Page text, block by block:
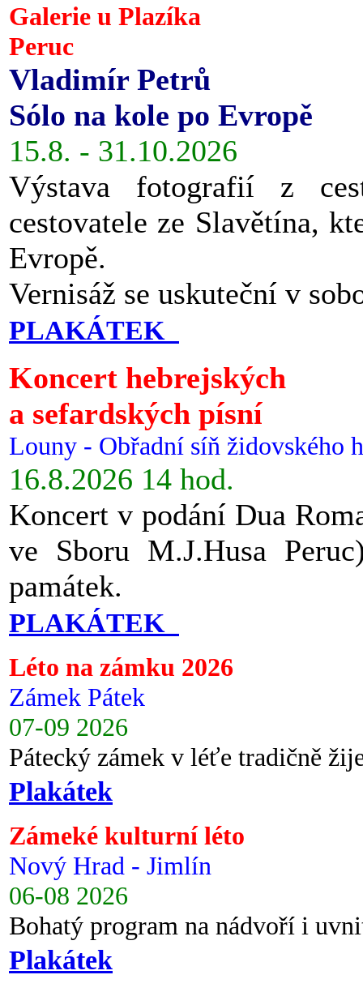
Galerie u Plazíka
Peruc
Vladimír Petrů
Sólo na kole po Evropě
15.8. - 31.10.2026
Výstava fotografií z
cestovatele ze Slavětína,
Evropě.
Vernisáž se uskuteční v
PLAKÁTEK
Koncert hebrejských
a sefardských písní
Louny - Obřadní síň židovského
16.8.2026 14 hod.
Koncert v podání Dua
ve Sboru M.J.Husa
památek.
PLAKÁTEK
Léto na zámku 2026
Zámek Pátek
07-09 2026
Pátecký zámek v léťe tradičně
Plakátek
Zámeké kulturní léto
Nový Hrad - Jimlín
06-08 2026
Bohatý program na nádvoří i
Plakátek